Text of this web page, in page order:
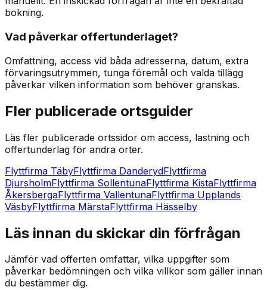
bokning.
Vad påverkar offertunderlaget?
Omfattning, access vid båda adresserna, datum, extra
förvaringsutrymmen, tunga föremål och valda tillägg
påverkar vilken information som behöver granskas.
Fler publicerade ortsguider
Läs fler publicerade ortssidor om access, lastning och
offertunderlag för andra orter.
Flyttfirma TäbyFlyttfirma DanderydFlyttfirma
DjursholmFlyttfirma SollentunaFlyttfirma KistaFlyttfirma
ÅkersbergaFlyttfirma VallentunaFlyttfirma Upplands
VäsbyFlyttfirma MärstaFlyttfirma Hässelby
Läs innan du skickar din förfrågan
Jämför vad offerten omfattar, vilka uppgifter som
påverkar bedömningen och vilka villkor som gäller innan
du bestämmer dig.